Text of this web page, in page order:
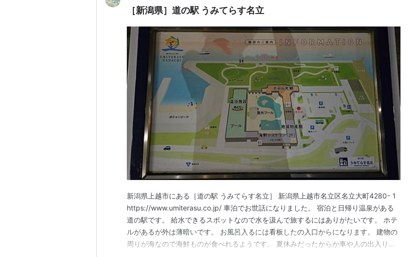
［新潟県］道の駅 うみてらす名立
新潟県上越市にある［道の駅 うみてらす名立］ 新潟県上越市名立区名立大町4280ｰ 1
https://www.umiterasu.co.jp/ 車泊でお世話になりました。 宿泊と日帰り温泉がある
道の駅です。 給水できるスポットなので水を汲んで旅するにはありがたいです。 ホテ
ルがあるが外は薄暗いです。 お風呂入るには看板したの入口からになります。 建物の
周りが海なので海鮮ものが食べれるようです。 夏休みだったからか車や人の出入りが